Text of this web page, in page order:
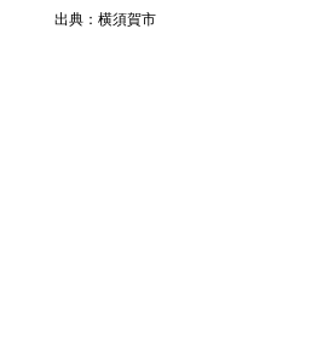
出典：横須賀市